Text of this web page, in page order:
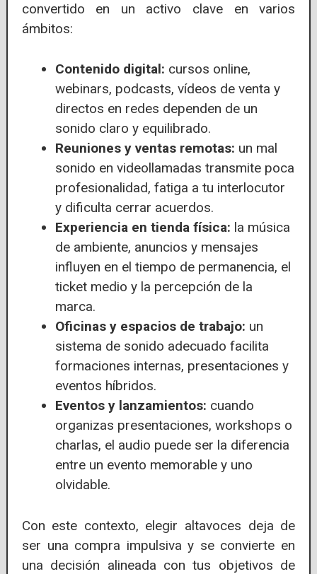
convertido en un activo clave en varios
ámbitos:
Contenido digital: cursos online,
webinars, podcasts, vídeos de venta y
directos en redes dependen de un
sonido claro y equilibrado.
Reuniones y ventas remotas: un mal
sonido en videollamadas transmite poca
profesionalidad, fatiga a tu interlocutor
y dificulta cerrar acuerdos.
Experiencia en tienda física: la música
de ambiente, anuncios y mensajes
influyen en el tiempo de permanencia, el
ticket medio y la percepción de la
marca.
Oficinas y espacios de trabajo: un
sistema de sonido adecuado facilita
formaciones internas, presentaciones y
eventos híbridos.
Eventos y lanzamientos: cuando
organizas presentaciones, workshops o
charlas, el audio puede ser la diferencia
entre un evento memorable y uno
olvidable.
Con este contexto, elegir altavoces deja de
ser una compra impulsiva y se convierte en
una decisión alineada con tus objetivos de